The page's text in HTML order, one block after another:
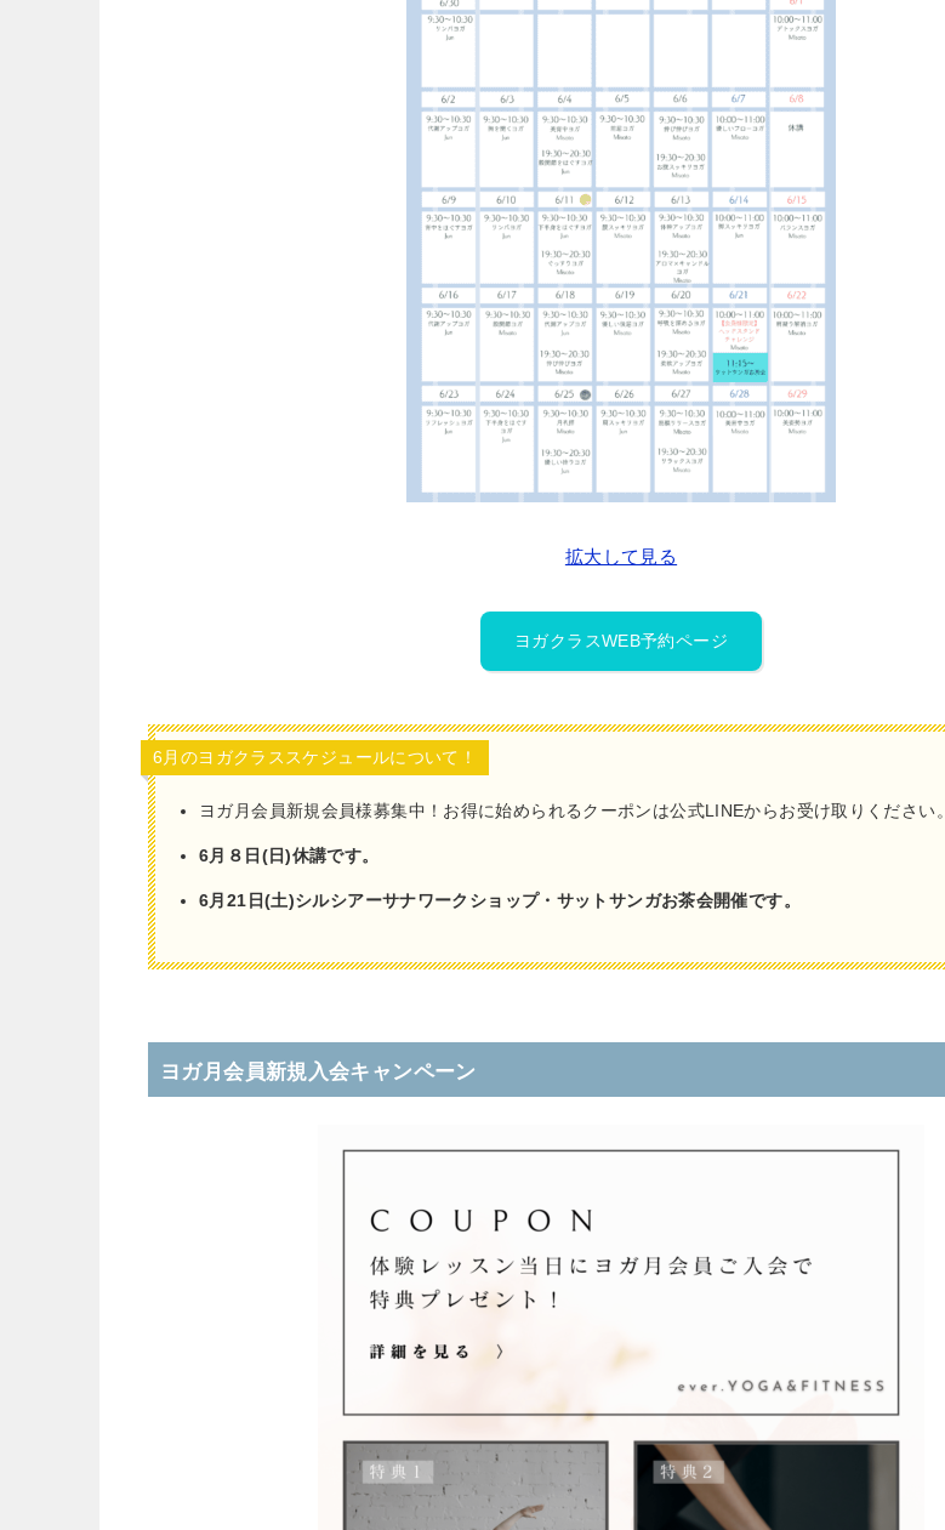
拡大して見る
ヨガクラスWEB予約ページ
6月のヨガクラススケジュールについて！
ヨガ月会員新規会員様募集中！お得に始められるクーポンは公式LINEからお受け取りください。
6月８日(日)休講です。
6月21日(土)シルシアーサナワークショップ・サットサンガお茶会開催です。
ヨガ月会員新規入会キャンペーン